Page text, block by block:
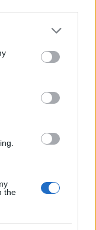
or more Google
You may click to
party tags to
in below Google
the